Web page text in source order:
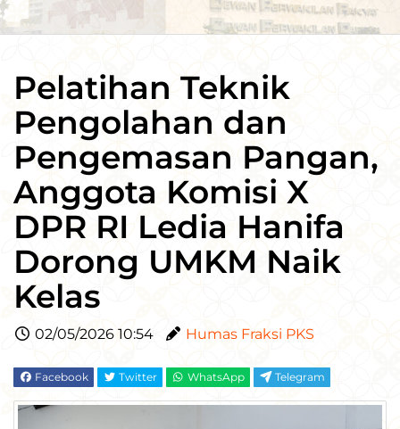
Pelatihan Teknik
Pengolahan dan
Pengemasan Pangan,
Anggota Komisi X
DPR RI Ledia Hanifa
Dorong UMKM Naik
Kelas
02/05/2026 10:54 Humas Fraksi PKS
Facebook Twitter WhatsApp Telegram